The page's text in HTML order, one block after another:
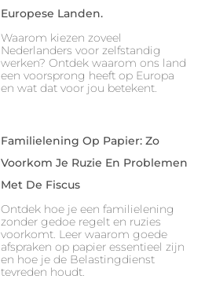
Europese Landen.
Waarom kiezen zoveel
Nederlanders voor zelfstandig
werken? Ontdek waarom ons land
een voorsprong heeft op Europa
en wat dat voor jou betekent.
Familielening Op Papier: Zo
Voorkom Je Ruzie En Problemen
Met De Fiscus
Ontdek hoe je een familielening
zonder gedoe regelt en ruzies
voorkomt. Leer waarom goede
afspraken op papier essentieel zijn
en hoe je de Belastingdienst
tevreden houdt.